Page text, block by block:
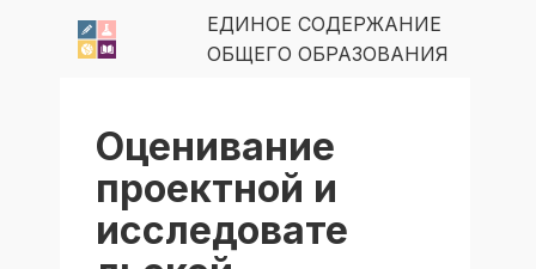
ЕДИНОЕ СОДЕРЖАНИЕ
ОБЩЕГО ОБРАЗОВАНИЯ
Оценивание
проектной и
исследовате